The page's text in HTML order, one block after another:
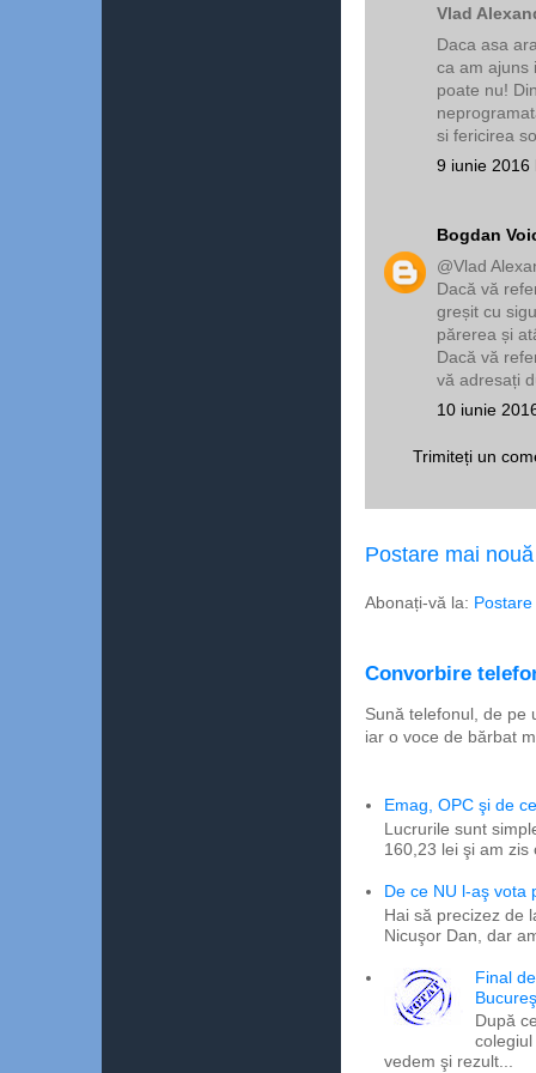
Vlad
Daca asa
ca am ajuns
poate nu!
si fericirea
9 iunie 2016
Bogdan
@Vlad
Dacă vă
greșit cu
părerea și
Dacă vă
vă adresați
10 iunie
Trimiteți un
Postare mai nouă
Abonați-vă la:
Convorbire
Sună telefonul, de pe
iar o voce de bărbat
Emag, OPC şi de
Lucrurile sunt
160,23 lei şi am
De ce NU l-aş vota
Hai să precizez de
Nicuşor Dan, dar
Final
După
vedem şi rezult...